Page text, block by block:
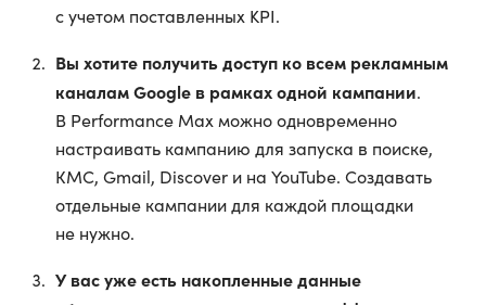
с учетом поставленных KPI.
Вы хотите получить доступ ко всем рекламным
каналам Google в рамках одной кампании.
В Performance Max можно одновременно
настраивать кампанию для запуска в поиске,
КМС, Gmail, Discover и на YouTube. Создавать
отдельные кампании для каждой площадки
не нужно.
У вас уже есть накопленные данные